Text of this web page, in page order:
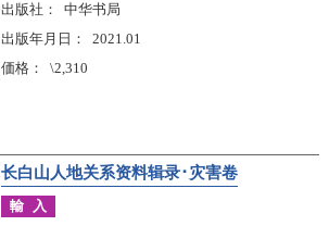
出版社
中华书局
出版年月日
2021.01
価格
\2,310
长白山人地关系资料辑录･灾害卷
輸入